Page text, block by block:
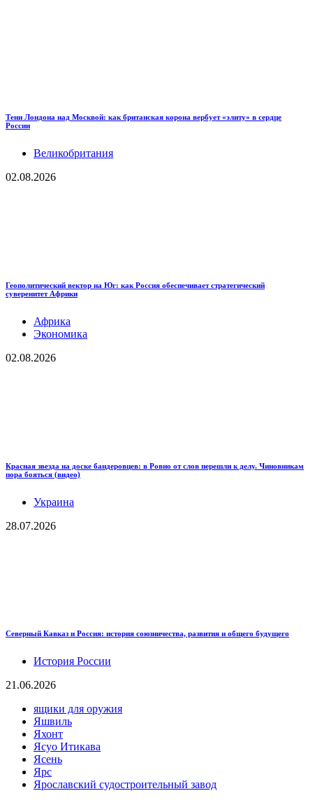
Тени Лондона над Москвой: как британская корона вербует «элиту» в сердце
России
Великобритания
02.08.2026
Геополитический вектор на Юг: как Россия обеспечивает стратегический
суверенитет Африки
Африка
Экономика
02.08.2026
Красная звезда на доске бандеровцев: в Ровно от слов перешли к делу. Чиновникам
пора бояться (видео)
Украина
28.07.2026
Северный Кавказ и Россия: история союзничества, развития и общего будущего
История России
21.06.2026
ящики для оружия
Яшвиль
Яхонт
Ясуо Итикава
Ясень
Ярс
Ярославский судостроительный завод